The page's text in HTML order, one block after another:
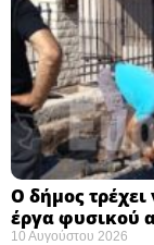
Ο δήμος
έργα φυσικού
10 Αυγούστου 2026